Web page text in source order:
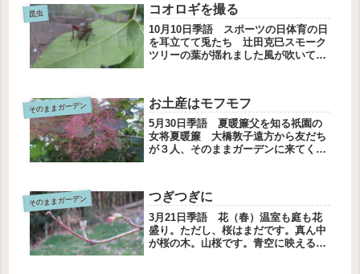
肥料もあげていないのに、健気に咲
い...
昆虫 コオロギを撮る
10月10日季語 スポーツの日体育の日
を耳立てて兎たち 辻田克巳スモーク
ツリーの葉が揺れました風が吹いてい
ととのえて枝で鉄棒でもするのかしら
よそ見している間にいなくなって次...
そのままガーデン お土産はモフモフ
5月30日季語 夏暖簾父を知る祇園の
女将夏暖簾 大橋敦子遠方から友だち
が３人、そのままガーデンに来てくれ
ゆらゆれてお出迎えです。ユキノシ
タ...
そのままガーデン つぎつぎに
3月21日季語 花（春）温室も庭も花
盛り。ただし、桜はまだです。真ん中
が桜の木。山桜です。青空に映える木